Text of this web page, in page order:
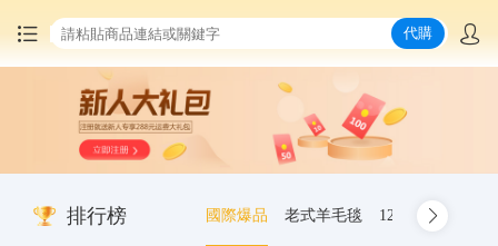
中國商品代購
集運服務
代購
排行榜 國際爆品 老式羊毛毯 12.00-20 truck